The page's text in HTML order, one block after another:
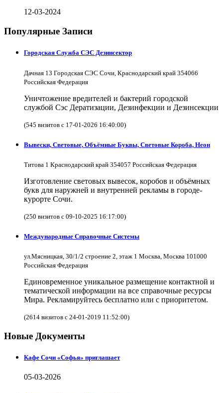
12-03-2024
Популярные Записи
Городская Служба СЭС Дезинсектор
Дачная 13 Городская СЭС Сочи, Краснодарский край 354066
Российская Федерация
Уничтожение вредителей и бактерий городской
службой Сэс Дератизации, Дезинфекции и Дезинсекции
(545 визитов с 17-01-2026 16:40:00)
Вывески, Световые, Объёмные Буквы, Световые Короба, Неон
Титова 1 Краснодарский край 354057 Российская Федерация
Изготовление световых вывесок, коробов и объёмных
букв для наружней и внутренней рекламы в городе-
курорте Сочи.
(250 визитов с 09-10-2025 16:17:00)
Международные Справочные Системы
ул.Мясницкая, 30/1/2 строение 2, этаж 1 Москва, Москва 101000
Российская Федерация
Единовременное уникальное размещение контактной и
тематической информации на все справочные ресурсы
Мира. Рекламируйтесь бесплатно или с приоритетом.
(2614 визитов с 24-01-2019 11:52:00)
Новые Документы
Кафе Сочи «Софья» приглашает
05-03-2026